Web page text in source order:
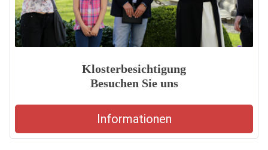
Klosterbesichtigung
Besuchen Sie uns
Informationen